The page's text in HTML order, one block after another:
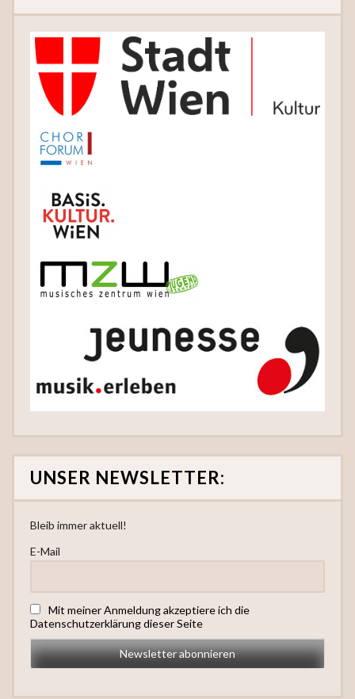
UNSER NEWSLETTER:
Bleib immer aktuell!
E-Mail
Mit meiner Anmeldung akzeptiere ich die
Datenschutzerklärung dieser Seite